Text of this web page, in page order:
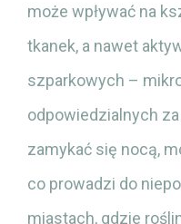
może wpływać na
tkanek, a nawet
szparkowych –
odpowiedzialnych
zamykać się nocą,
co prowadzi do
miastach, gdzie